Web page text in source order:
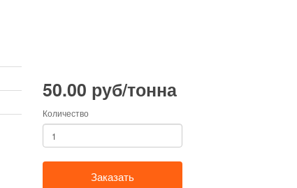
50.00 руб/тонна
Количество
Заказать